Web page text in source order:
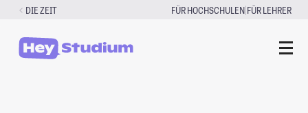
Zum
springen
DIE ZEIT FÜR HOCHSCHULEN|FÜR LEHRER